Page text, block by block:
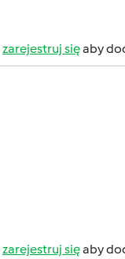
zarejestruj sięaby
zarejestruj sięaby